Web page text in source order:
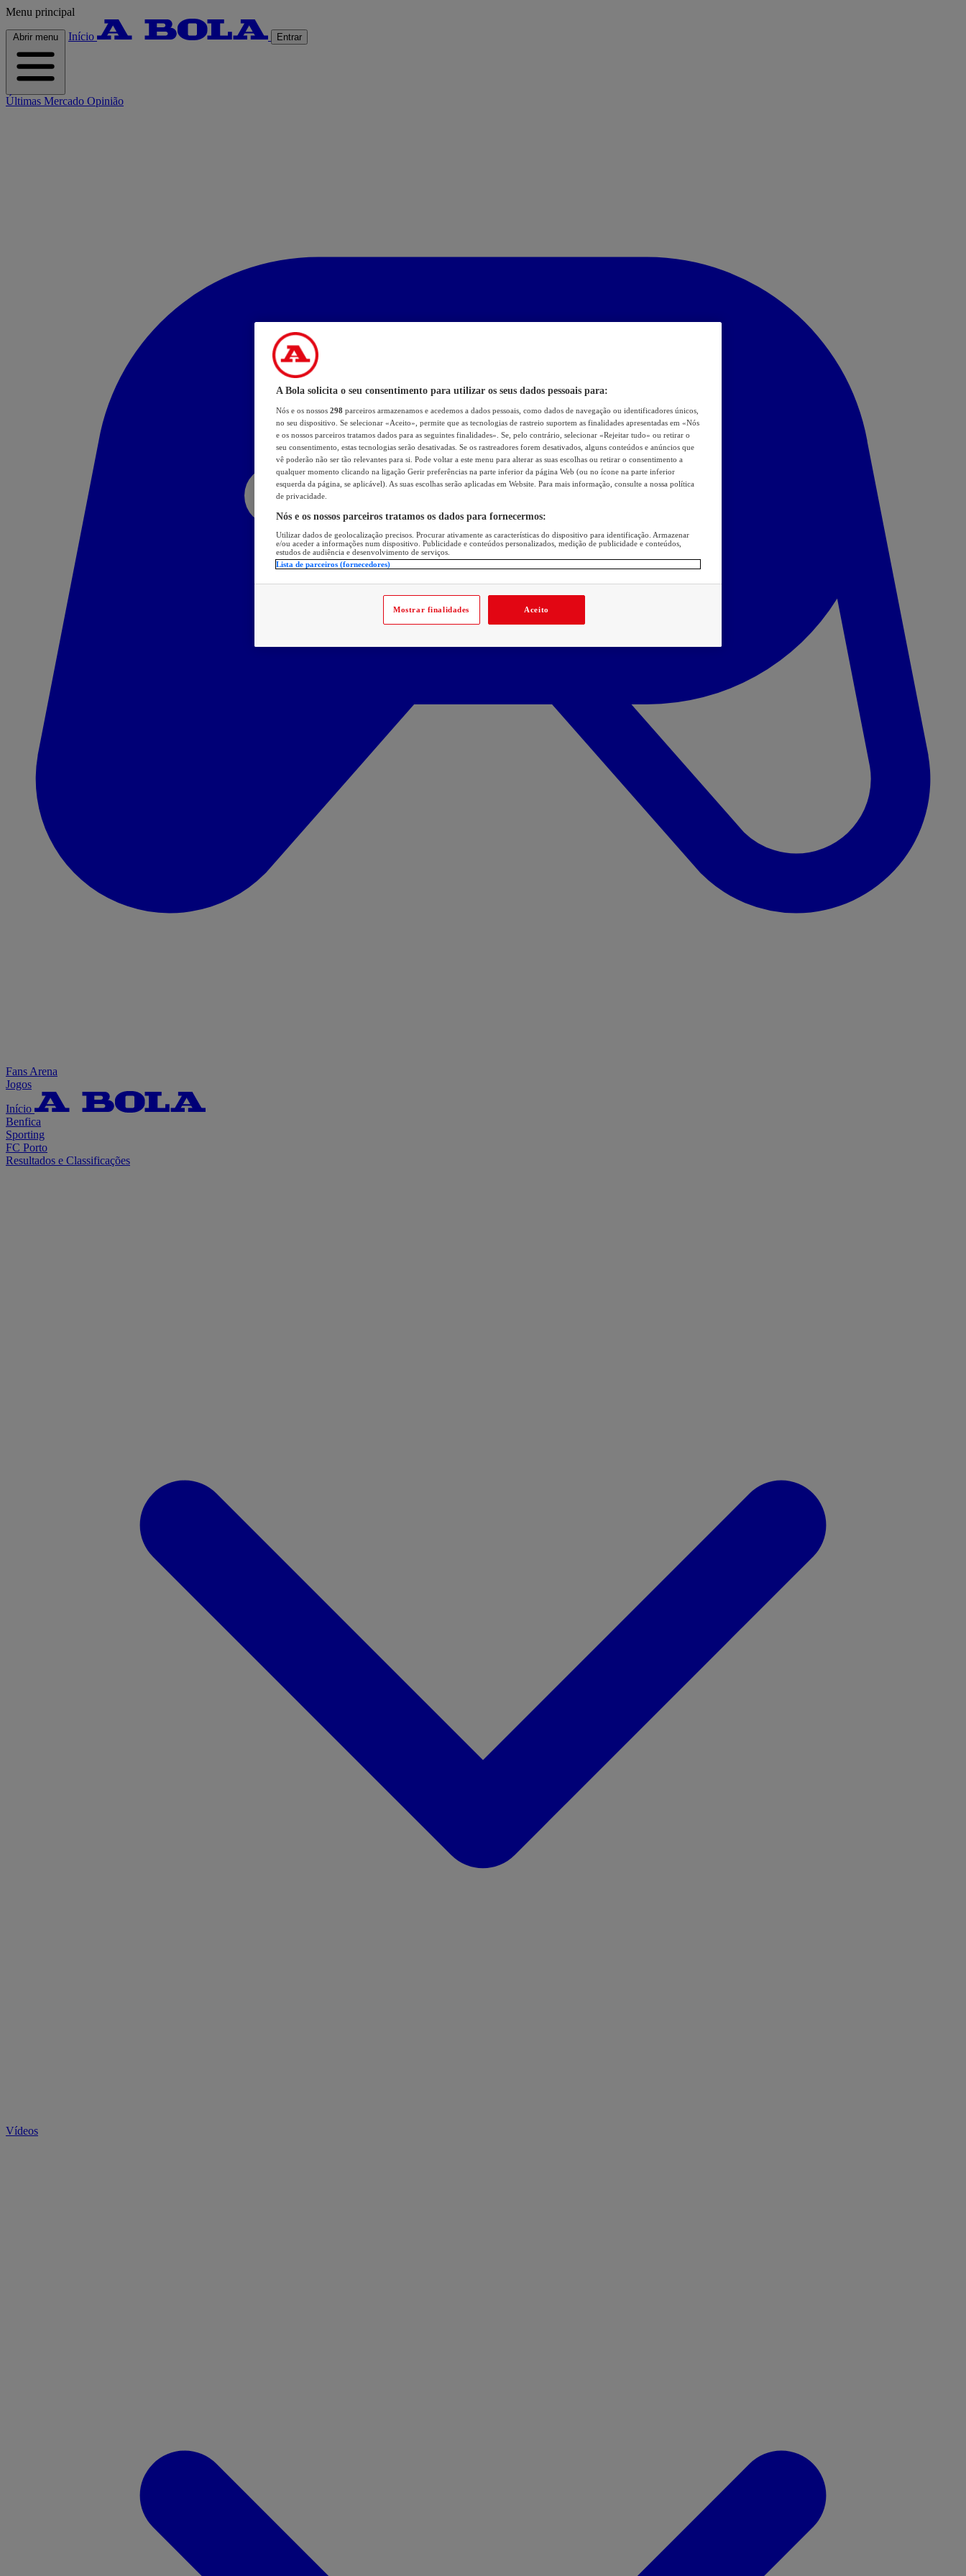
Menu principal
Abrir menu Início Entrar
Últimas Mercado Opinião
Fans Arena
Jogos
Início
Benfica
Sporting
FC Porto
Resultados e Classificações
Vídeos
A Bola solicita o seu consentimento para utilizar os seus dados pessoais para:
Nós e os nossos 298 parceiros armazenamos e acedemos a dados pessoais, como dados de navegação ou identificadores únicos,
no seu dispositivo. Se selecionar «Aceito», permite que as tecnologias de rastreio suportem as finalidades apresentadas em «Nós
e os nossos parceiros tratamos dados para as seguintes finalidades». Se, pelo contrário, selecionar «Rejeitar tudo» ou retirar o
seu consentimento, estas tecnologias serão desativadas. Se os rastreadores forem desativados, alguns conteúdos e anúncios que
vê poderão não ser tão relevantes para si. Pode voltar a este menu para alterar as suas escolhas ou retirar o consentimento a
qualquer momento clicando na ligação Gerir preferências na parte inferior da página Web (ou no ícone na parte inferior
esquerda da página, se aplicável). As suas escolhas serão aplicadas em Website. Para mais informação, consulte a nossa política
de privacidade.
Nós e os nossos parceiros tratamos os dados para fornecermos:
Utilizar dados de geolocalização precisos. Procurar ativamente as características do dispositivo para identificação. Armazenar
e/ou aceder a informações num dispositivo. Publicidade e conteúdos personalizados, medição de publicidade e conteúdos,
estudos de audiência e desenvolvimento de serviços.
Lista de parceiros (fornecedores)
Mostrar finalidades Aceito